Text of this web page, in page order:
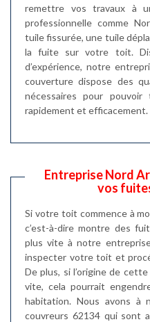
remettre vos travaux à
professionnelle comme
tuile fissurée, une tuile
la fuite sur votre toit.
d’expérience, notre
couverture dispose des
nécessaires pour
rapidement et efficacement.
Entreprise Nord
vos
Si votre toit commence à
c’est-à-dire montre des
plus vite à notre
inspecter votre toit et
De plus, si l’origine de
vite, cela pourrait
habitation. Nous avons à
couvreurs 62134 qui sont